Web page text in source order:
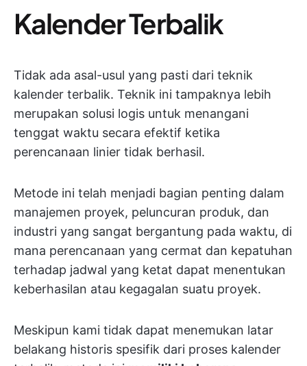
Kalender Terbalik
Tidak ada asal-usul yang pasti dari teknik
kalender terbalik. Teknik ini tampaknya lebih
merupakan solusi logis untuk menangani
tenggat waktu secara efektif ketika
perencanaan linier tidak berhasil.
Metode ini telah menjadi bagian penting dalam
manajemen proyek, peluncuran produk, dan
industri yang sangat bergantung pada waktu, di
mana perencanaan yang cermat dan kepatuhan
terhadap jadwal yang ketat dapat menentukan
keberhasilan atau kegagalan suatu proyek.
Meskipun kami tidak dapat menemukan latar
belakang historis spesifik dari proses kalender